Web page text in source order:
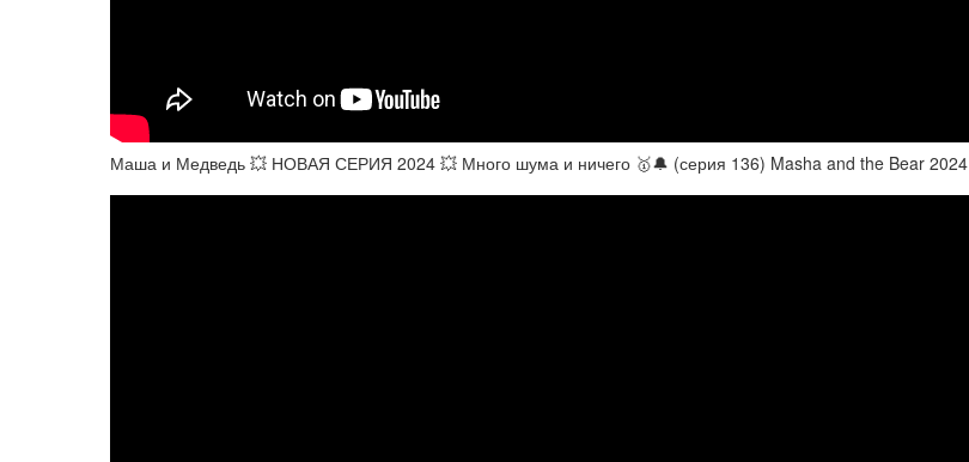
Маша и Медведь 💥 НОВАЯ СЕРИЯ 2024 💥 Много шума и ничего 🥇🔔 (серия 136) Masha and the Bear 2024